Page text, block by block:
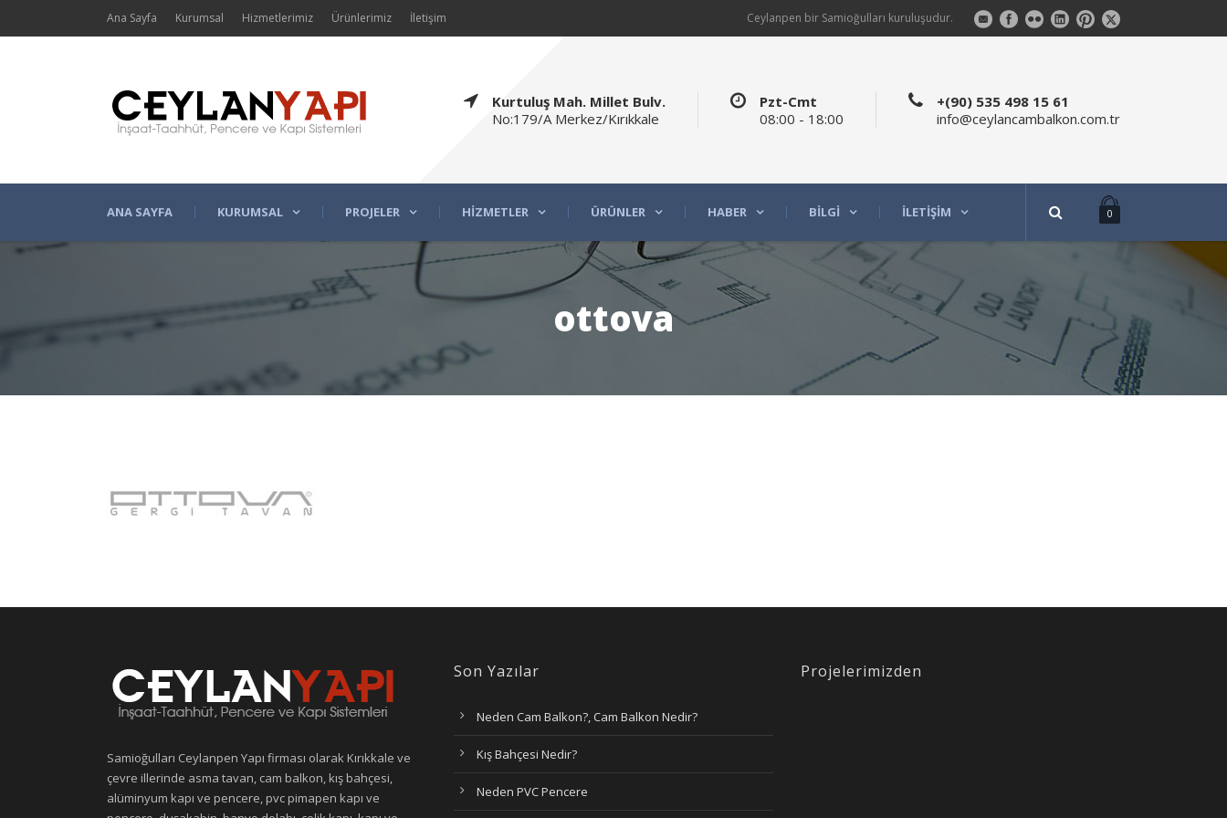
Ana Sayfa Kurumsal Hizmetlerimiz Ürünlerimiz İletişim Ceylanpen bir Samioğulları kuruluşudur.
Kurtuluş Mah. Millet Bulv.
No:179/A Merkez/Kırıkkale
Pzt-Cmt
08:00 - 18:00
+(90) 535 498 15 61
info@ceylancambalkon.com.tr
ANA SAYFA KURUMSAL PROJELER HIZMETLER ÜRÜNLER HABER BILGI İLETIŞIM 0
ottova
Samioğulları Ceylanpen Yapı firması olarak Kırıkkale ve
çevre illerinde asma tavan, cam balkon, kış bahçesi,
alüminyum kapı ve pencere, pvc pimapen kapı ve
Son Yazılar
Neden Cam Balkon?, Cam Balkon Nedir?
Kış Bahçesi Nedir?
Neden PVC Pencere
Projelerimizden